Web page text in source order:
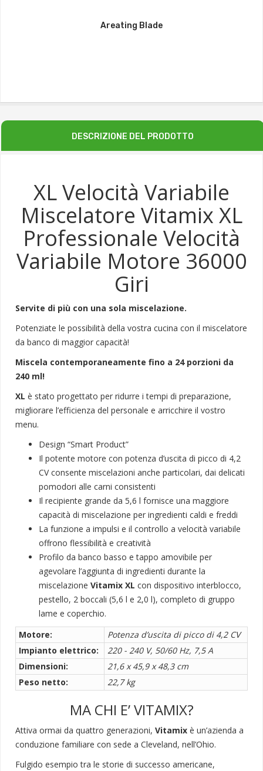
Areating Blade
DESCRIZIONE DEL PRODOTTO
XL Velocità Variabile
Miscelatore Vitamix XL
Professionale Velocità
Variabile Motore 36000
Giri
Servite di più con una sola miscelazione.
Potenziate le possibilità della vostra cucina con il miscelatore
da banco di maggior capacità!
Miscela contemporaneamente fino a 24 porzioni da
240 ml!
XL è stato progettato per ridurre i tempi di preparazione,
migliorare l’efficienza del personale e arricchire il vostro
menu.
Design “Smart Product”
Il potente motore con potenza d’uscita di picco di 4,2
CV consente miscelazioni anche particolari, dai delicati
pomodori alle carni consistenti
Il recipiente grande da 5,6 l fornisce una maggiore
capacità di miscelazione per ingredienti caldi e freddi
La funzione a impulsi e il controllo a velocità variabile
offrono flessibilità e creatività
Profilo da banco basso e tappo amovibile per
agevolare l’aggiunta di ingredienti durante la
miscelazione Vitamix XL con dispositivo interblocco,
pestello, 2 boccali (5,6 l e 2,0 l), completo di gruppo
lame e coperchio.
Motore:
Potenza d’uscita di picco di 4,2 CV
Impianto elettrico:
220 - 240 V, 50/60 Hz, 7,5 A
Dimensioni:
21,6 x 45,9 x 48,3 cm
Peso netto:
22,7 kg
MA CHI E’ VITAMIX?
Attiva ormai da quattro generazioni, Vitamix è un’azienda a
conduzione familiare con sede a Cleveland, nell’Ohio.
Fulgido esempio tra le storie di successo americane,